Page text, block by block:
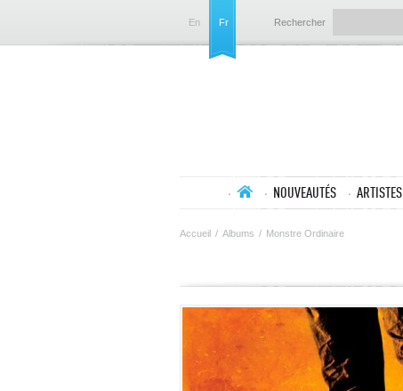
En Fr Rechercher
NOUVEAUTÉS ARTISTES
Accueil / Albums / Monstre Ordinaire